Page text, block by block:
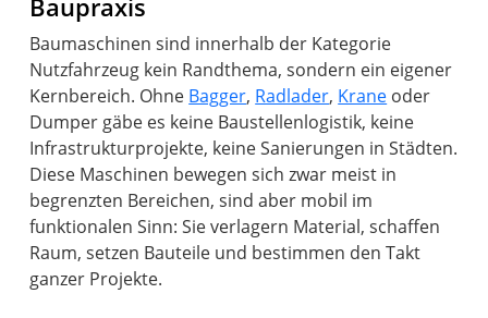
Baupraxis
Baumaschinen sind innerhalb der Kategorie
Nutzfahrzeug kein Randthema, sondern ein eigener
Kernbereich. Ohne Bagger, Radlader, Krane oder
Dumper gäbe es keine Baustellenlogistik, keine
Infrastrukturprojekte, keine Sanierungen in Städten.
Diese Maschinen bewegen sich zwar meist in
begrenzten Bereichen, sind aber mobil im
funktionalen Sinn: Sie verlagern Material, schaffen
Raum, setzen Bauteile und bestimmen den Takt
ganzer Projekte.